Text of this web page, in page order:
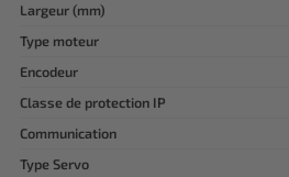
Largeur (mm)
Type moteur
Encodeur
Classe de protection IP
Communication
Type Servo